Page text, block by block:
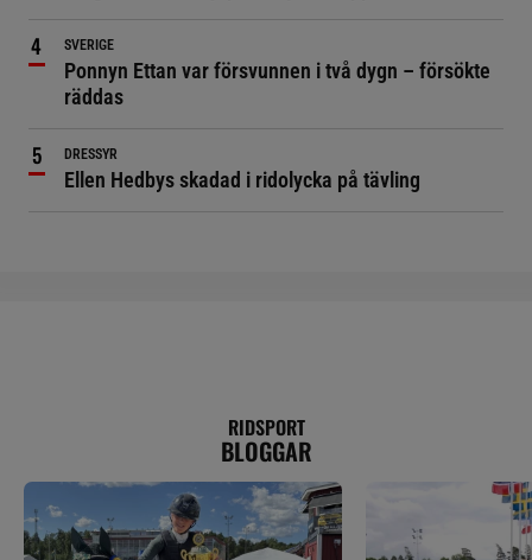
SVERIGE
Ponnyn Ettan var försvunnen i två dygn – försökte
räddas
DRESSYR
Ellen Hedbys skadad i ridolycka på tävling
RIDSPORT
BLOGGAR